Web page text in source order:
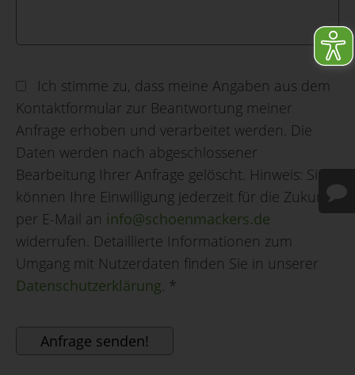
Ich stimme zu, dass meine Angaben aus dem
Kontaktformular zur Beantwortung meiner
Anfrage erhoben und verarbeitet werden. Die
Daten werden nach abgeschlossener
Bearbeitung Ihrer Anfrage gelöscht. Hinweis: Sie
können Ihre Einwilligung jederzeit für die Zukunft
per E-Mail an info@schoenmackers.de
widerrufen. Detaillierte Informationen zum
Umgang mit Nutzerdaten finden Sie in unserer
Datenschutzerklärung *